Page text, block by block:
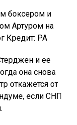
боксером и
Артуром на
Кредит: PA
и ее
она снова
откажется от
если СНП